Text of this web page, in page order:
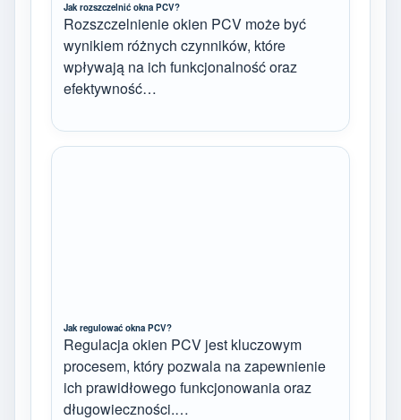
Jak rozszczelnić okna PCV?
Rozszczelnienie okien PCV może być
wynikiem różnych czynników, które
wpływają na ich funkcjonalność oraz
efektywność…
Jak regulować okna PCV?
Regulacja okien PCV jest kluczowym
procesem, który pozwala na zapewnienie
ich prawidłowego funkcjonowania oraz
długowieczności.…